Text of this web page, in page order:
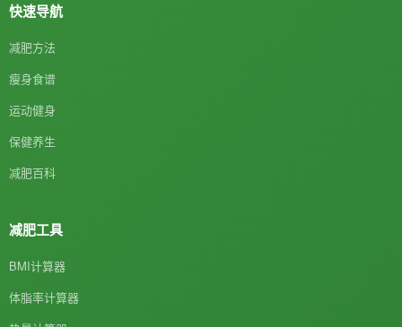
快速导航
减肥方法
瘦身食谱
运动健身
保健养生
减肥百科
减肥工具
BMI计算器
体脂率计算器